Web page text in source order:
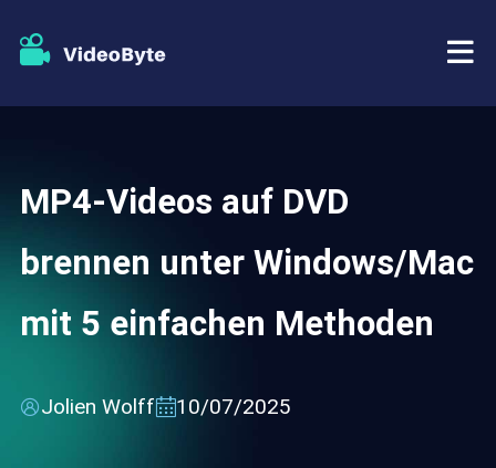
BD-DVD Ripper
Blu-ray Player
DVD Copy
Tutorials
Store
Support
MP4-Videos auf DVD
brennen unter Windows/Mac
mit 5 einfachen Methoden
Jolien Wolff 10/07/2025